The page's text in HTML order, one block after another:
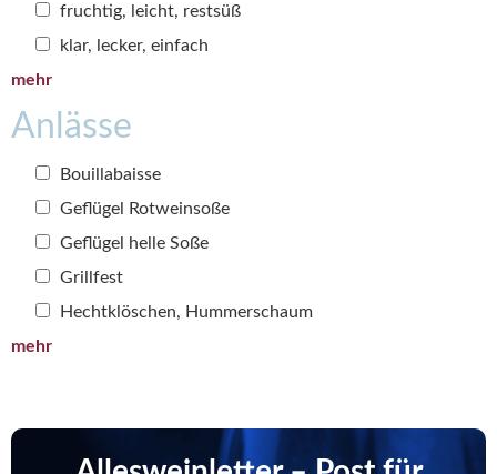
fruchtig, leicht, restsüß
klar, lecker, einfach
mehr
Anlässe
Bouillabaisse
Geflügel Rotweinsoße
Geflügel helle Soße
Grillfest
Hechtklöschen, Hummerschaum
mehr